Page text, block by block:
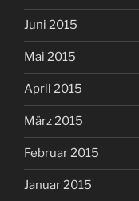
Juni 2015
Mai 2015
April 2015
März 2015
Februar 2015
Januar 2015